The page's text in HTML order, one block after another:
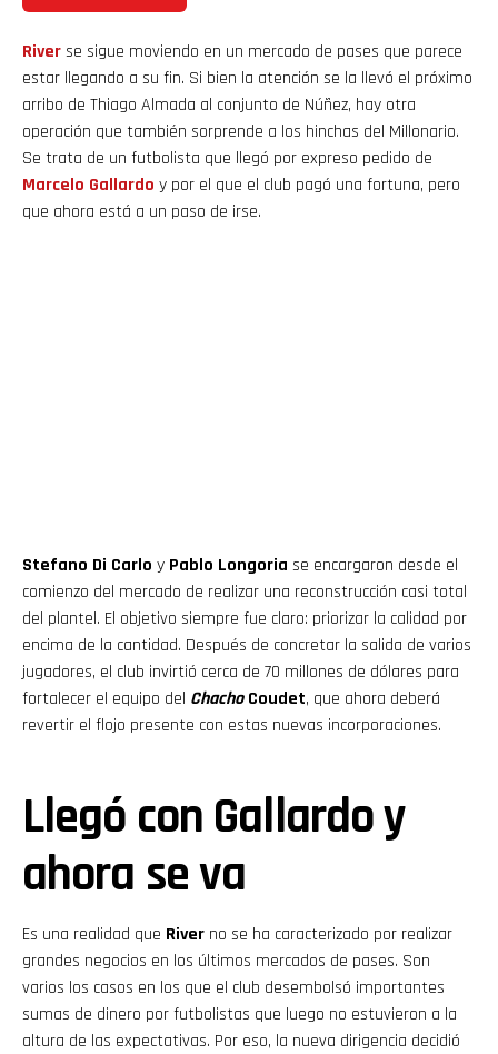
Riverse sigue moviendo en un mercado de pases que parece
estar llegando a su fin. Si bien la atención se la llevó el próximo
arribo de Thiago Almada al conjunto de Núñez, hay otra
operación que también sorprende a los hinchas del Millonario.
Se trata de un futbolista que llegó por expreso pedido de
Marcelo Gallardo y por el que el club pagó una fortuna, pero
que ahora está a un paso de irse.
Stefano Di Carlo y Pablo Longoria se encargaron desde el
comienzo del mercado de realizar una reconstrucción casi total
del plantel. El objetivo siempre fue claro: priorizar la calidad por
encima de la cantidad. Después de concretar la salida de varios
jugadores, el club invirtió cerca de 70 millones de dólares para
fortalecer el equipo del ChachoCoudet, que ahora deberá
revertir el flojo presente con estas nuevas incorporaciones.
Llegó con Gallardo y
ahora se va
Es una realidad que River no se ha caracterizado por realizar
grandes negocios en los últimos mercados de pases. Son
varios los casos en los que el club desembolsó importantes
sumas de dinero por futbolistas que luego no estuvieron a la
altura de las expectativas. Por eso, la nueva dirigencia decidió